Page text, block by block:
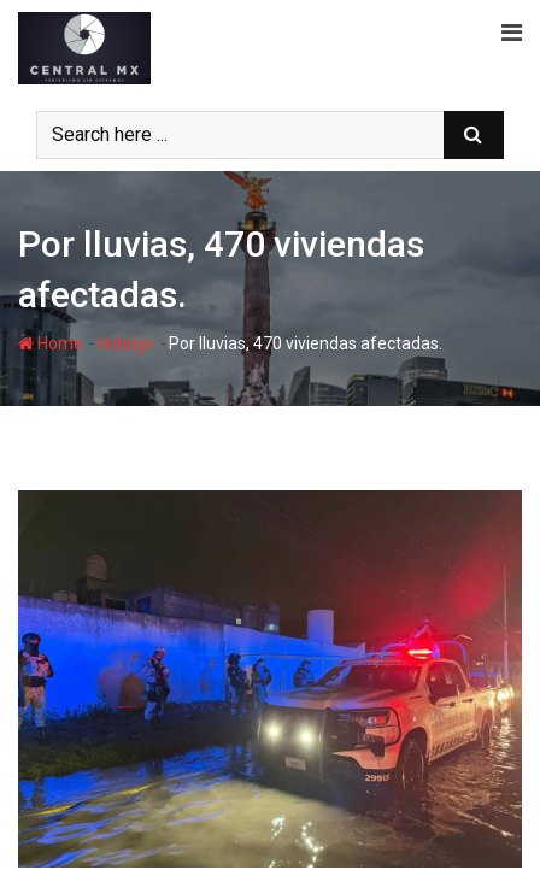
Skip
content
Por lluvias, 470 viviendas
afectadas.
Home - Hidalgo - Por lluvias, 470 viviendas afectadas.